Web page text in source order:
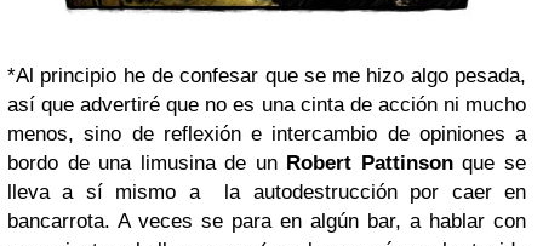
*Al principio he de confesar que se me hizo algo pesada,
así que advertiré que no es una cinta de acción ni mucho
menos, sino de reflexión e intercambio de opiniones a
bordo de una limusina de un Robert Pattinsonque se
lleva a sí mismo a la autodestrucción por caer en
bancarrota. A veces se para en algún bar, a hablar con